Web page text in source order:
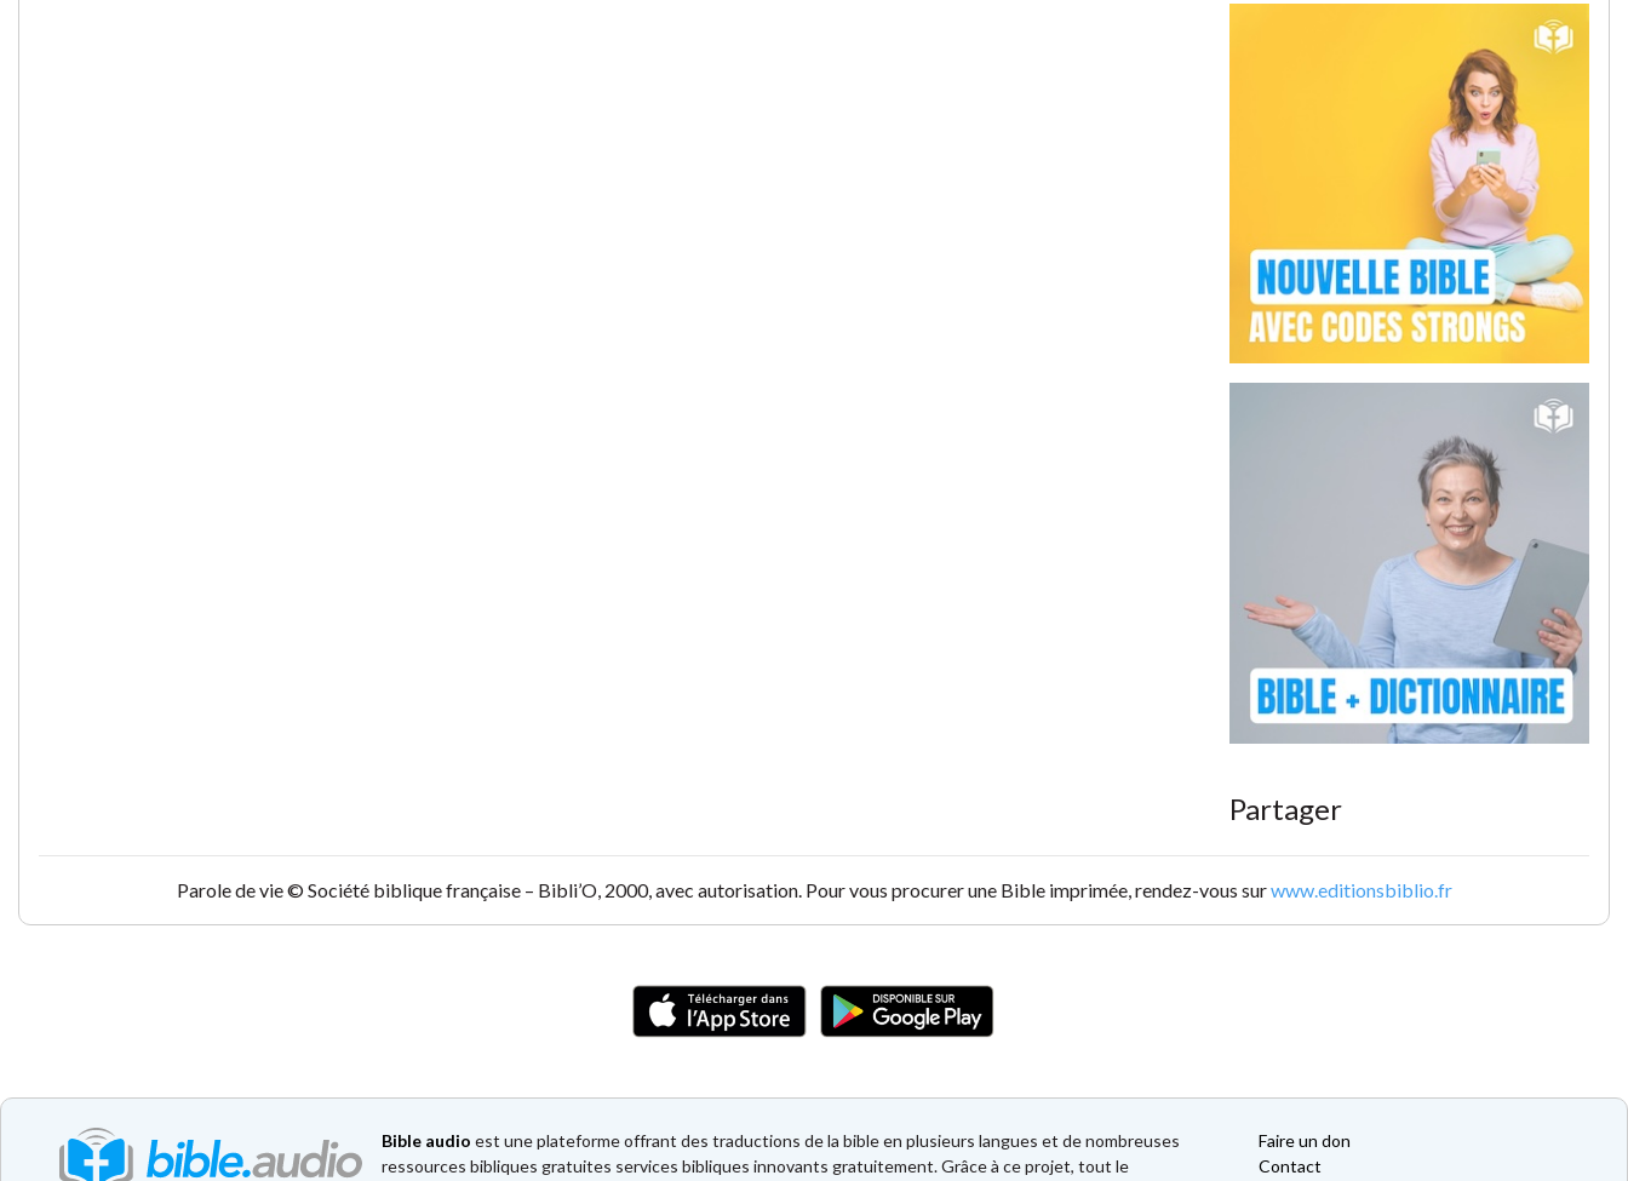
Partager
Parole de vie © Société biblique française – Bibli’O, 2000, avec autorisation. Pour vous procurer une Bible imprimée, rendez-vous surwww.editionsbiblio.fr
Bible audio est une plateforme offrant des traductions de la bible en plusieurs langues et de nombreuses
ressources bibliques gratuites services bibliques innovants gratuitement. Grâce à ce projet, tout le
Faire un don
Contact